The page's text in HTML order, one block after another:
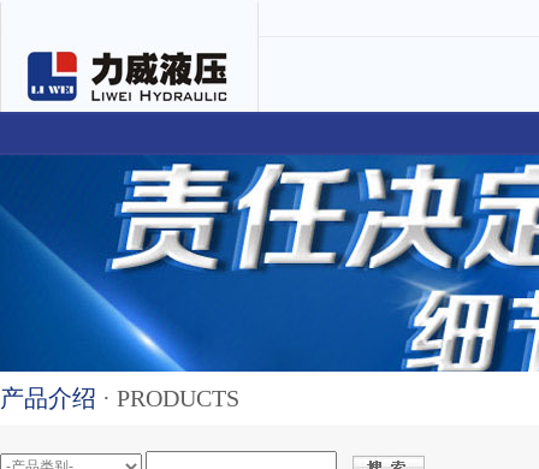
产品介绍 · PRODUCTS